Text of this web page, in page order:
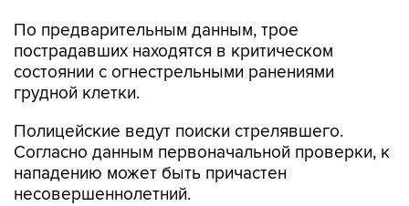
По предварительным данным, трое
пострадавших находятся в критическом
состоянии с огнестрельными ранениями
грудной клетки.
Полицейские ведут поиски стрелявшего.
Согласно данным первоначальной проверки, к
нападению может быть причастен
несовершеннолетний.